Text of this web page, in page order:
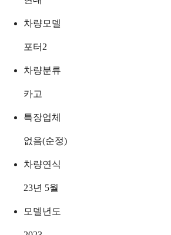
차량모델
포터2
차량분류
카고
특장업체
없음(순정)
차량연식
23년 5월
모델년도